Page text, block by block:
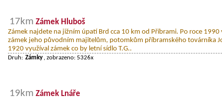
17km Zámek Hluboš
Zámek najdete na jižním úpatí Brd cca 10 km od Příbrami. Po roce
zámek jeho původním majitelům, potomkům příbramského továrníka
1920 využíval zámek co by letní sídlo T.G..
Druh: Zámky , zobrazeno: 5326x
19km Zámek Lnáře